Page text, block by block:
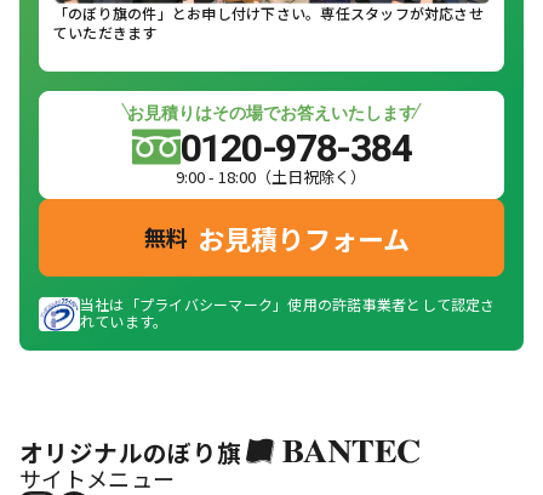
「のぼり旗の件」とお申し付け下さい。専任スタッフが対応させ
ていただきます
お見積りはその場でお答えいたします
0120-978-384
9:00 - 18:00（土日祝除く）
無料 お見積りフォーム
当社は「プライバシーマーク」使用の許諾事業者として認定さ
れています。
オリジナルのぼり旗
サイトメニュー